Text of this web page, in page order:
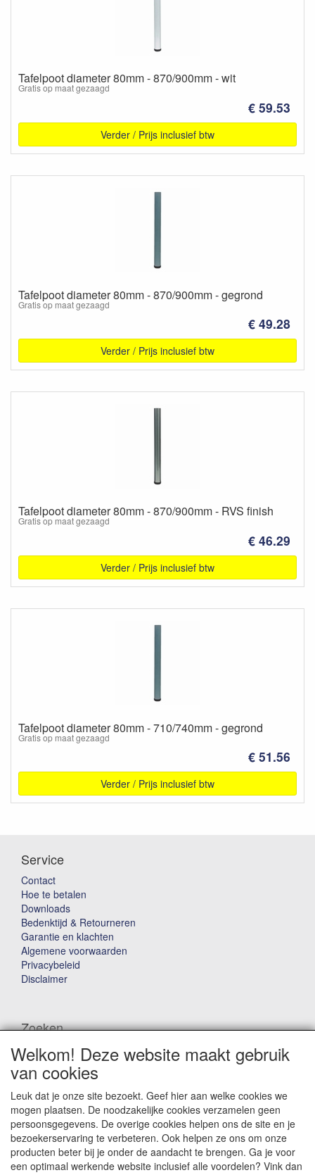
Tafelpoot diameter 80mm - 870/900mm - wit
Gratis op maat gezaagd
€ 59.53
Verder / Prijs inclusief btw
Tafelpoot diameter 80mm - 870/900mm - gegrond
Gratis op maat gezaagd
€ 49.28
Verder / Prijs inclusief btw
Tafelpoot diameter 80mm - 870/900mm - RVS finish
Gratis op maat gezaagd
€ 46.29
Verder / Prijs inclusief btw
Tafelpoot diameter 80mm - 710/740mm - gegrond
Gratis op maat gezaagd
€ 51.56
Verder / Prijs inclusief btw
Service
Contact
Hoe te betalen
Downloads
Bedenktijd & Retourneren
Garantie en klachten
Algemene voorwaarden
Privacybeleid
Disclaimer
Zoeken
Waar ben je naar op zoek?
Winkelwagen
Welkom! Deze website maakt gebruik
van cookies
Leuk dat je onze site bezoekt. Geef hier aan welke cookies we
mogen plaatsen. De noodzakelijke cookies verzamelen geen
persoonsgegevens. De overige cookies helpen ons de site en je
bezoekerservaring te verbeteren. Ook helpen ze ons om onze
producten beter bij je onder de aandacht te brengen. Ga je voor
een optimaal werkende website inclusief alle voordelen? Vink dan